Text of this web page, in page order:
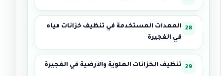
المعدات المستخدمة في تنظيف خزانات مياه
في الفجيرة
تنظيف الخزانات العلوية والأرضية في الفجيرة